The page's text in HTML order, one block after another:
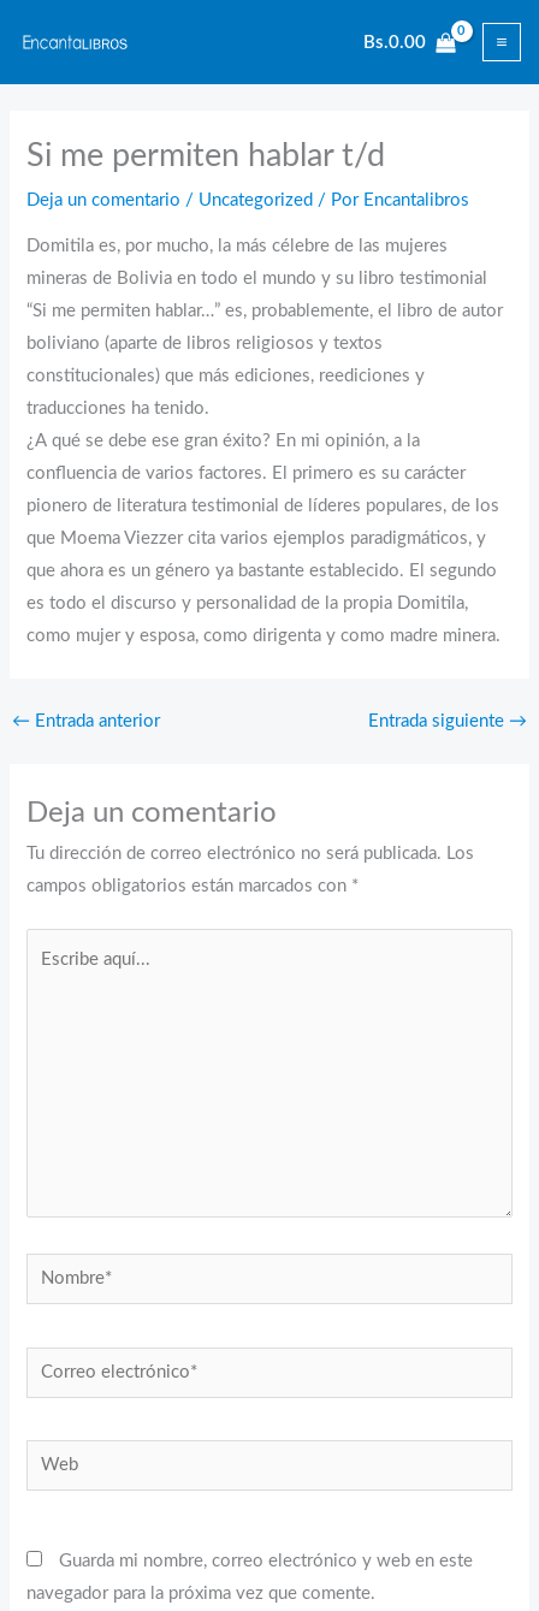
contenido
Bs.0.00
Si me permiten hablar t/d
Deja un comentario / Uncategorized / Por Encantalibros
Domitila es, por mucho, la más célebre de las mujeres
mineras de Bolivia en todo el mundo y su libro testimonial
“Si me permiten hablar…” es, probablemente, el libro de autor
boliviano (aparte de libros religiosos y textos
constitucionales) que más ediciones, reediciones y
traducciones ha tenido.
¿A qué se debe ese gran éxito? En mi opinión, a la
confluencia de varios factores. El primero es su carácter
pionero de literatura testimonial de líderes populares, de los
que Moema Viezzer cita varios ejemplos paradigmáticos, y
que ahora es un género ya bastante establecido. El segundo
es todo el discurso y personalidad de la propia Domitila,
como mujer y esposa, como dirigenta y como madre minera.
← Entrada anterior Entrada siguiente →
Deja un comentario
Tu dirección de correo electrónico no será publicada. Los
campos obligatorios están marcados con *
Nombre*
Correo
electrónico*
Web
Guarda mi nombre, correo electrónico y web en este
navegador para la próxima vez que comente.